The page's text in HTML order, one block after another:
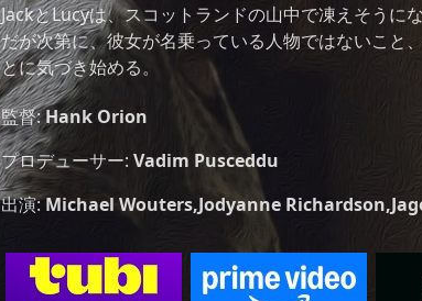
JackとLucyは、スコットランドの山中で凍えそうに
だが次第に、彼女が名乗っている人物ではないこと
とに気づき始める。
監督:Hank Orion
プロデューサー: Vadim Pusceddu
出演:Michael Wouters,Jodyanne Richardson,